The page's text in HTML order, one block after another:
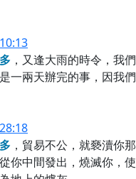
多 ，又逢大雨的時令，我
一兩天辦完的事，因我
多 ，貿易不公，就褻瀆你
你中間發出，燒滅你，